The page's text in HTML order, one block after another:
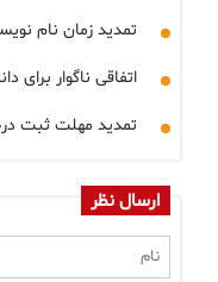
تمدید زمان نام
اتفاقی ناگوار
تمدید مهلت ثبت
ارسال نظر